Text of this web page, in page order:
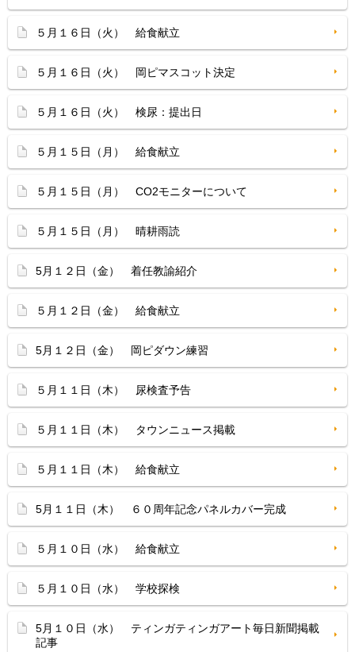
５月１６日（火） 給食献立
５月１６日（火） 岡ピマスコット決定
５月１６日（火） 検尿：提出日
５月１５日（月） 給食献立
５月１５日（月） CO2モニターについて
５月１５日（月） 晴耕雨読
5月１２日（金） 着任教諭紹介
５月１２日（金） 給食献立
5月１２日（金） 岡ピダウン練習
５月１１日（木） 尿検査予告
５月１１日（木） タウンニュース掲載
５月１１日（木） 給食献立
5月１１日（木） ６０周年記念パネルカバー完成
５月１０日（水） 給食献立
５月１０日（水） 学校探検
5月１０日（水） ティンガティンガアート毎日新聞掲載
記事